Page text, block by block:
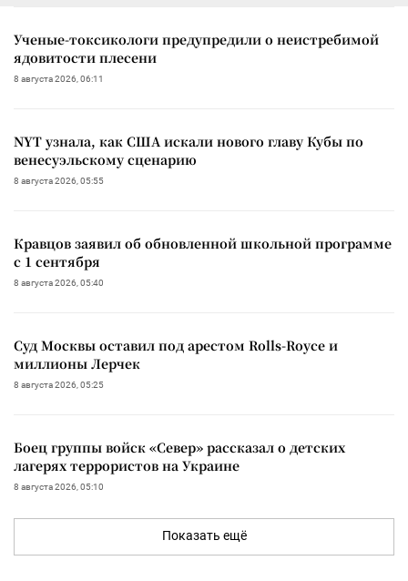
Ученые-токсикологи предупредили о неистребимой
ядовитости плесени
8 августа 2026, 06:11
NYT узнала, как США искали нового главу Кубы по
венесуэльскому сценарию
8 августа 2026, 05:55
Кравцов заявил об обновленной школьной программе
с 1 сентября
8 августа 2026, 05:40
Суд Москвы оставил под арестом Rolls-Royce и
миллионы Лерчек
8 августа 2026, 05:25
Боец группы войск «Север» рассказал о детских
лагерях террористов на Украине
8 августа 2026, 05:10
Показать ещё